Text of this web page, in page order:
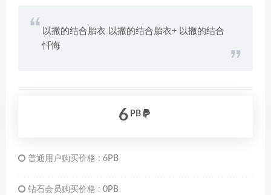
以撒的结合胎衣 以撒的结合胎衣+ 以撒的结合
忏悔
6 PB
普通用户购买价格 : 6PB
钻石会员购买价格 : 0PB